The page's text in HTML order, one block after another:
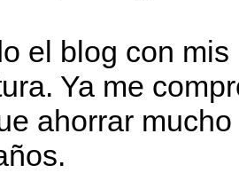
el blog con
Ya me
ahorrar